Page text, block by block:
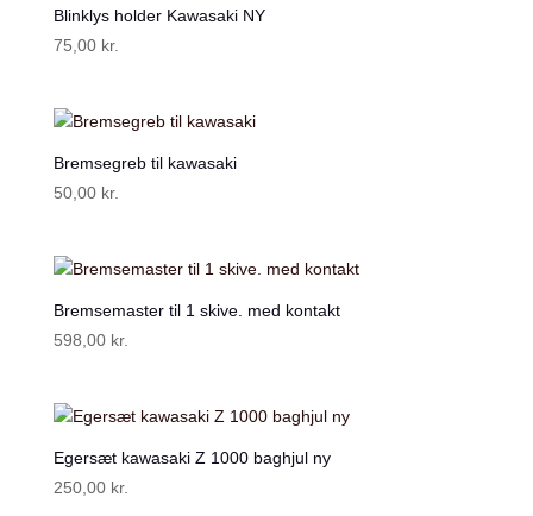
Blinklys holder Kawasaki NY
75,00 kr.
Bremsegreb til kawasaki
50,00 kr.
Bremsemaster til 1 skive. med kontakt
598,00 kr.
Egersæt kawasaki Z 1000 baghjul ny
250,00 kr.